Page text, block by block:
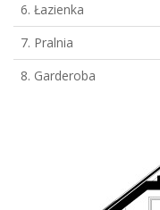
6. Łazienka
7. Pralnia
8. Garderoba